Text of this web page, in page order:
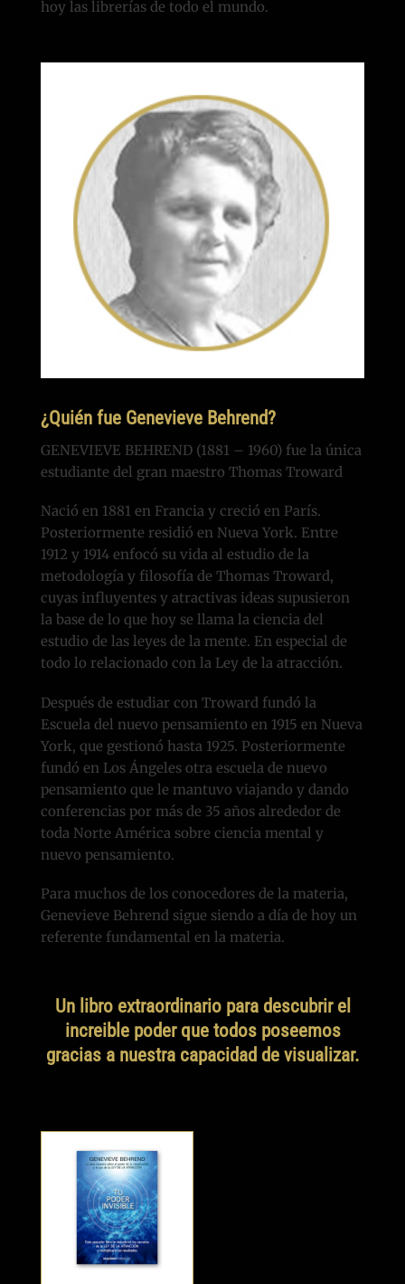
hoy las librerías de todo el mundo.
¿Quién fue Genevieve Behrend?
GENEVIEVE BEHREND (1881 – 1960) fue la única
estudiante del gran maestro Thomas Troward
Nació en 1881 en Francia y creció en París.
Posteriormente residió en Nueva York. Entre
1912 y 1914 enfocó su vida al estudio de la
metodología y filosofía de Thomas Troward,
cuyas influyentes y atractivas ideas supusieron
la base de lo que hoy se llama la ciencia del
estudio de las leyes de la mente. En especial de
todo lo relacionado con la Ley de la atracción.
Después de estudiar con Troward fundó la
Escuela del nuevo pensamiento en 1915 en Nueva
York, que gestionó hasta 1925. Posteriormente
fundó en Los Ángeles otra escuela de nuevo
pensamiento que le mantuvo viajando y dando
conferencias por más de 35 años alrededor de
toda Norte América sobre ciencia mental y
nuevo pensamiento.
Para muchos de los conocedores de la materia,
Genevieve Behrend sigue siendo a día de hoy un
referente fundamental en la materia.
Un libro extraordinario para descubrir el
increible poder que todos poseemos
gracias a nuestra capacidad de visualizar.